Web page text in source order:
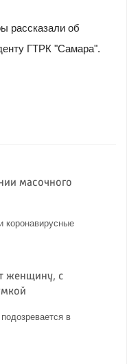
рассказали об
ГТРК "Самара".
масочного
коронавирусные
женщину, с
в